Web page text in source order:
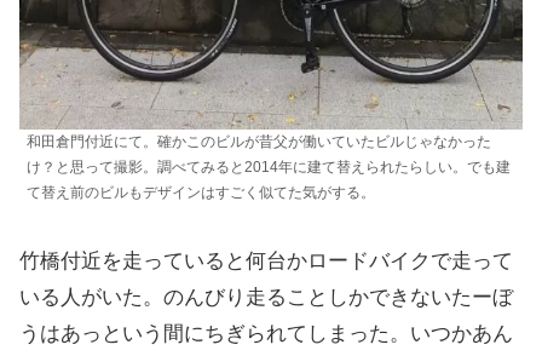
和田倉門付近にて。確かこのビルが昔父が働いていたビルじゃなかった
け？と思って撮影。調べてみると2014年に建て替えられたらしい。でも建
て替え前のビルもデザインはすごく似てた気がする。
竹橋付近を走っていると何台かロードバイクで走って
いる人がいた。のんびり走ることしかできないたーぼ
うはあっという間にちぎられてしまった。いつかあん